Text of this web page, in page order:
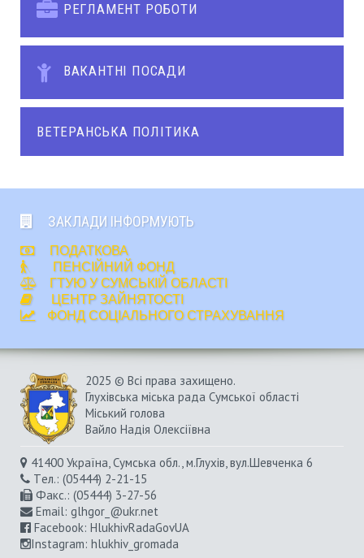
РЕГЛАМЕНТ РОБОТИ
ВАКАНТНІ ПОСАДИ
ВЕТЕРАНСЬКА ПОЛІТИКА
ЗАКЛАДИ ІНФОРМУЮТЬ
ПОДАТКОВА
ПЕНСІЙНИЙ ФОНД
ГТУЮ У СУМСЬКІЙ ОБЛАСТІ
ЦЕНТР ЗАЙНЯТОСТІ
ФОНД СОЦІАЛЬНОГО СТРАХУВАННЯ
2025 © Всі права захищено.
Глухівська міська рада Сумської області
Міський голова
Вайло Надія Олексіївна
41400 Україна, Сумська обл., м.Глухів, вул.Шевченка 6
Tел.: (05444) 2-21-15
Факс.: (05444) 3-27-56
Email: glhgor_@ukr.net
Facebook: HlukhivRadaGovUA
Instagram: hlukhiv_gromada